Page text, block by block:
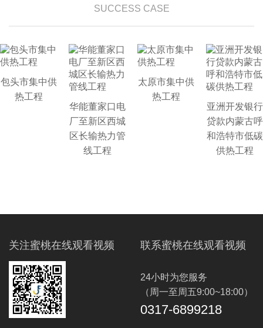
SUCCESS CASE
包头市集中供
热工程
华能董家口电
厂至新区西城
区长输热力管
线工程
太原市集中供
热工程
亚洲开发银行
贷款内蒙古呼
和浩特市低碳
供热工程
关注蜜桃在线观看视频 联系蜜桃在线观看视频
24小时为您服务
（周一至周五9:00~18:00）
0317-6899218